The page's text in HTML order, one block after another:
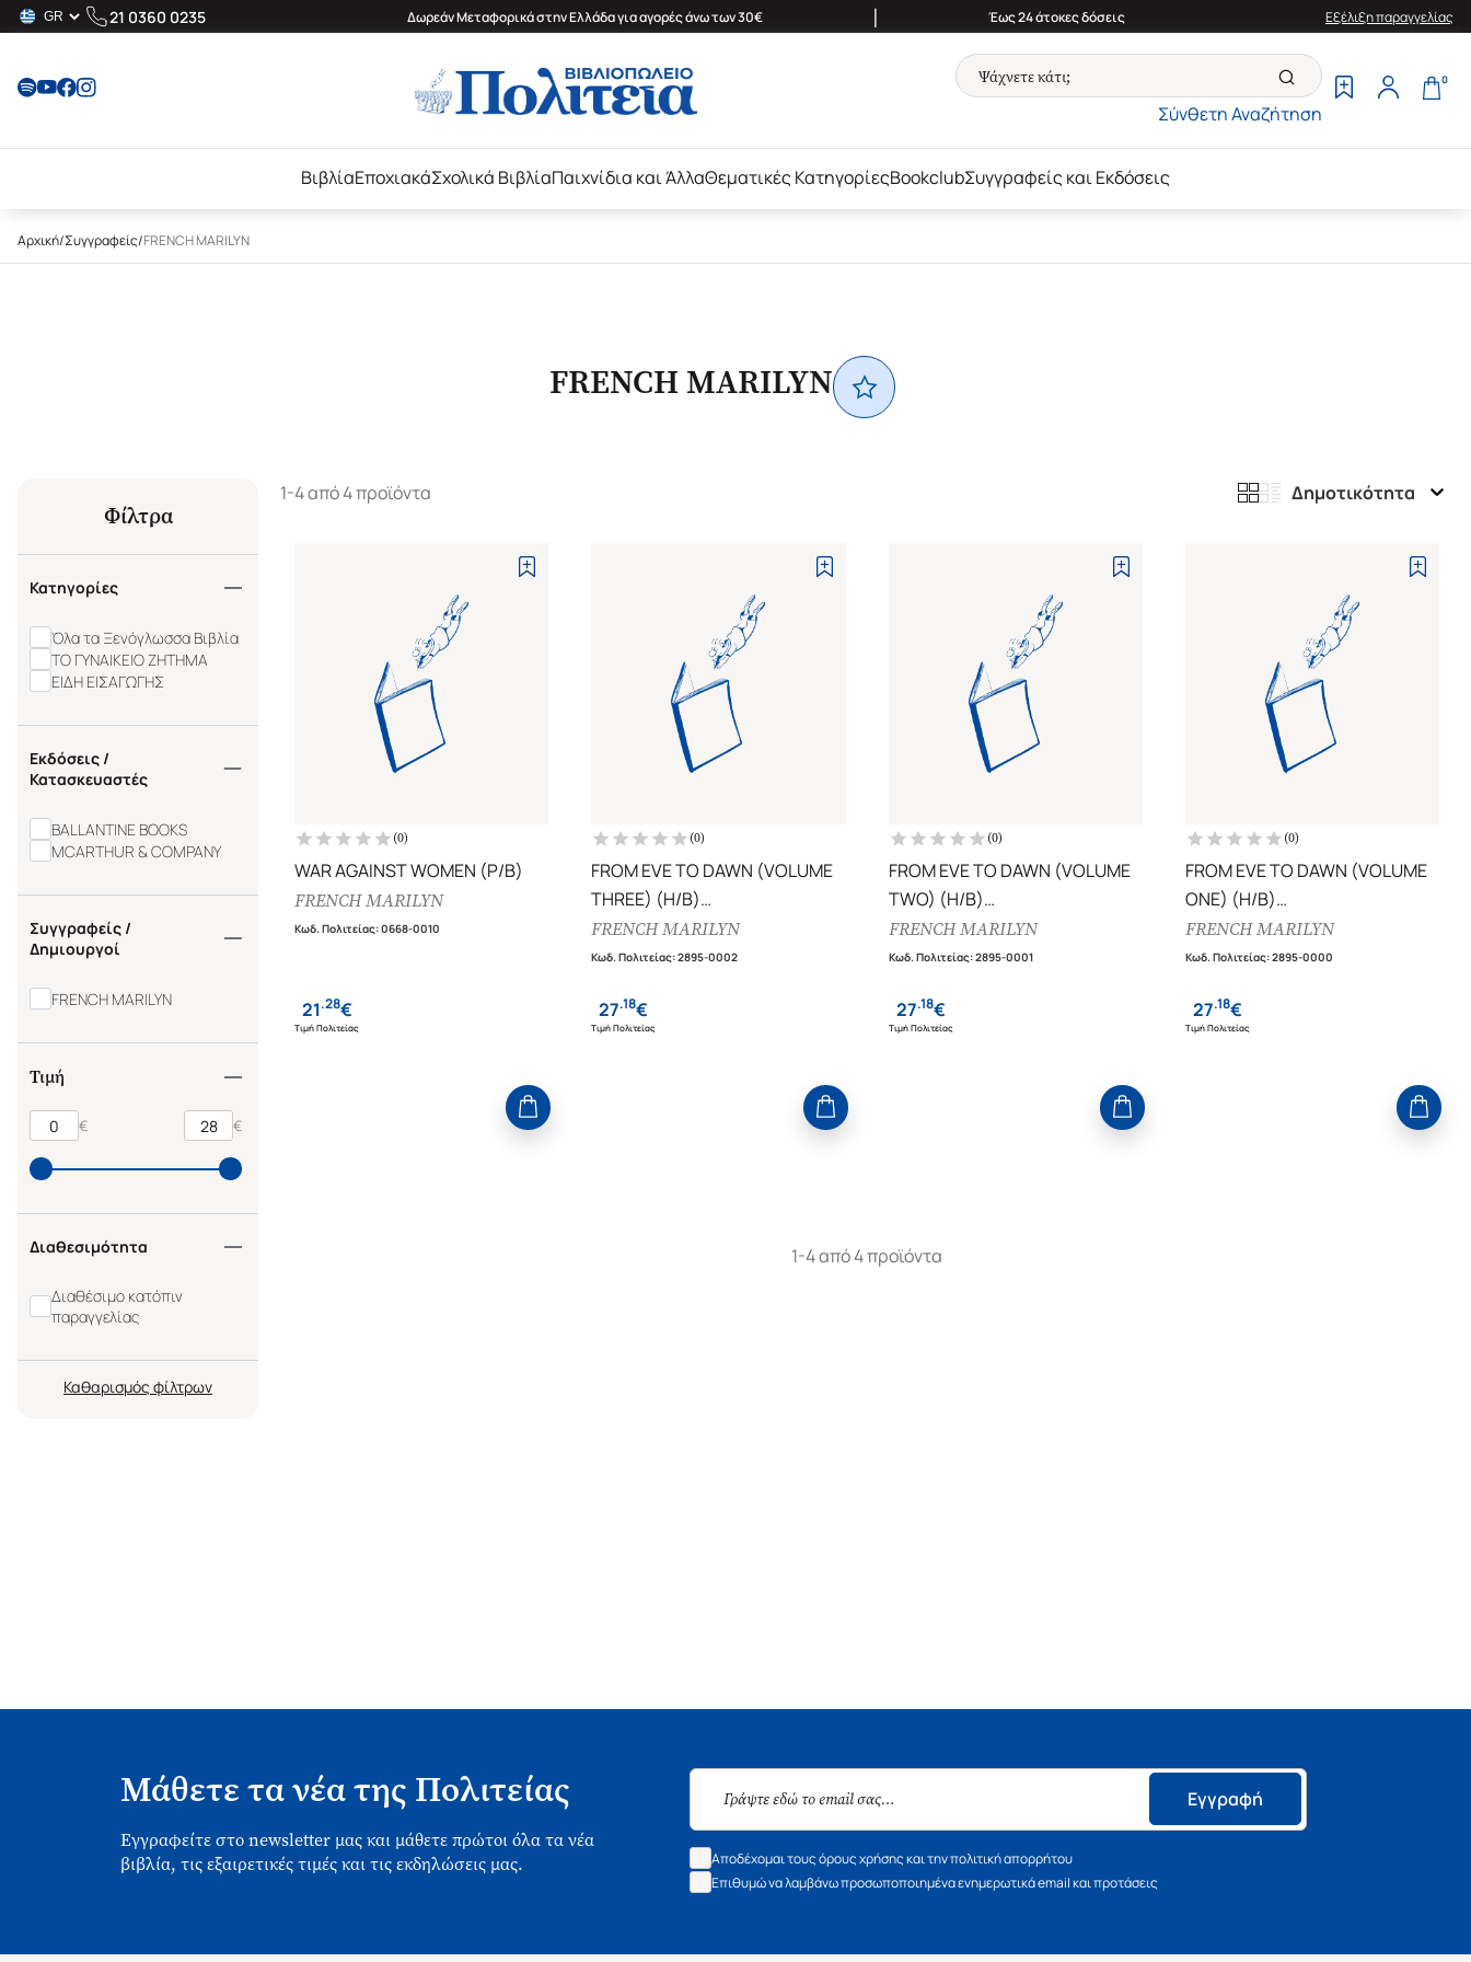
21 0360 0235 Δωρεάν Μεταφορικά στην Ελλάδα για αγορές άνω των 30€ | Έως 24 άτοκες δόσεις Εξέλιξη παραγγελίας
Σύνθετη Αναζήτηση
0
ΒιβλίαΕποχιακάΣχολικά ΒιβλίαΠαιχνίδια και ΆλλαΘεματικές ΚατηγορίεςBookclubΣυγγραφείς και Εκδόσεις
Αρχική/Συγγραφείς/FRENCH MARILYN
FRENCH MARILYN
Φίλτρα
Κατηγορίες
Όλα τα Ξενόγλωσσα Βιβλία
ΤΟ ΓΥΝΑΙΚΕΙΟ ΖΗΤΗΜΑ
ΕΙΔΗ ΕΙΣΑΓΩΓΗΣ
Εκδόσεις /
Κατασκευαστές
BALLANTINE BOOKS
MCARTHUR & COMPANY
Συγγραφείς /
Δημιουργοί
FRENCH MARILYN
Τιμή
€ €
Διαθεσιμότητα
Διαθέσιμο κατόπιν
παραγγελίας
Καθαρισμός
1-4 από 4 προϊόντα Δημοτικότητα
(0)
WAR AGAINST WOMEN (P/B)
FRENCH MARILYN
Κωδ. Πολιτείας:0668-0010
21.28€
Τιμή Πολιτείας
(0)
FROM EVE TO DAWN (VOLUME
THREE) (H/B)
INFERNOES AND PARADISES
FRENCH MARILYN
Κωδ. Πολιτείας:2895-0002
27.18€
Τιμή Πολιτείας
(0)
FROM EVE TO DAWN (VOLUME
TWO) (H/B)
MASCULINE MYSTIQUE
FRENCH MARILYN
Κωδ. Πολιτείας:2895-0001
27.18€
Τιμή Πολιτείας
(0)
FROM EVE TO DAWN (VOLUME
ONE) (H/B)
ORIGINS
FRENCH MARILYN
Κωδ. Πολιτείας:2895-0000
27.18€
Τιμή Πολιτείας
1-4 από 4 προϊόντα
Μάθετε τα νέα της Πολιτείας
Εγγραφείτε στο newsletter μας και μάθετε πρώτοι όλα τα νέα
βιβλία, τις εξαιρετικές τιμές και τις εκδηλώσεις μας.
Εγγραφή
Αποδέχομαι τους όρους χρήσης και την πολιτική απορρήτου
Επιθυμώ να λαμβάνω προσωποποιημένα ενημερωτικά email και προτάσεις